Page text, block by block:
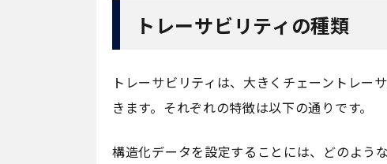
トレーサビリティの種類
トレーサビリティは、大きくチェーントレー
きます。それぞれの特徴は以下の通りです。
構造化データを設定することには、どのよう